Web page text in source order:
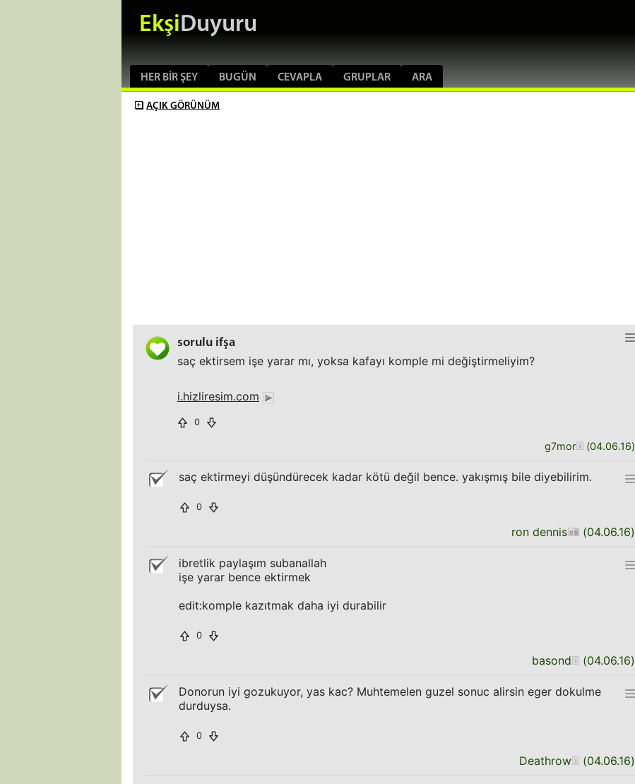
EkşiDuyuru
HER BIR ŞEY BUGÜN CEVAPLA GRUPLAR ARA
AÇIK GÖRÜNÜM
sorulu ifşa
saç ektirsem işe yarar mı, yoksa kafayı komple mi değiştirmeliyim?
i.hizliresim.com
0
g7mor (04.06.16)
saç ektirmeyi düşündürecek kadar kötü değil bence. yakışmış bile diyebilirim.
0
ron dennis (04.06.16)
ibretlik paylaşım subanallah
işe yarar bence ektirmek
edit:komple kazıtmak daha iyi durabilir
0
basond (04.06.16)
Donorun iyi gozukuyor, yas kac? Muhtemelen guzel sonuc alirsin eger dokulme
durduysa.
0
Deathrow (04.06.16)